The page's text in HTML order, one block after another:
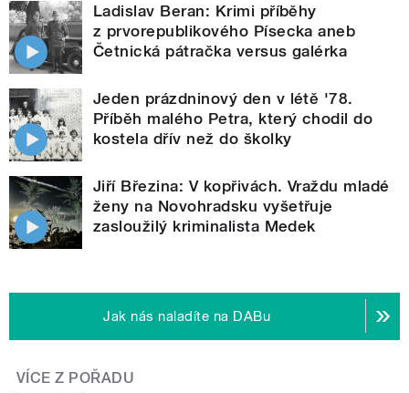
Ladislav Beran: Krimi příběhy
z prvorepublikového Písecka aneb
Četnická pátračka versus galérka
Jeden prázdninový den v létě '78.
Příběh malého Petra, který chodil do
kostela dřív než do školky
Jiří Březina: V kopřivách. Vraždu mladé
ženy na Novohradsku vyšetřuje
zasloužilý kriminalista Medek
Jak nás naladíte na DABu
VÍCE Z POŘADU